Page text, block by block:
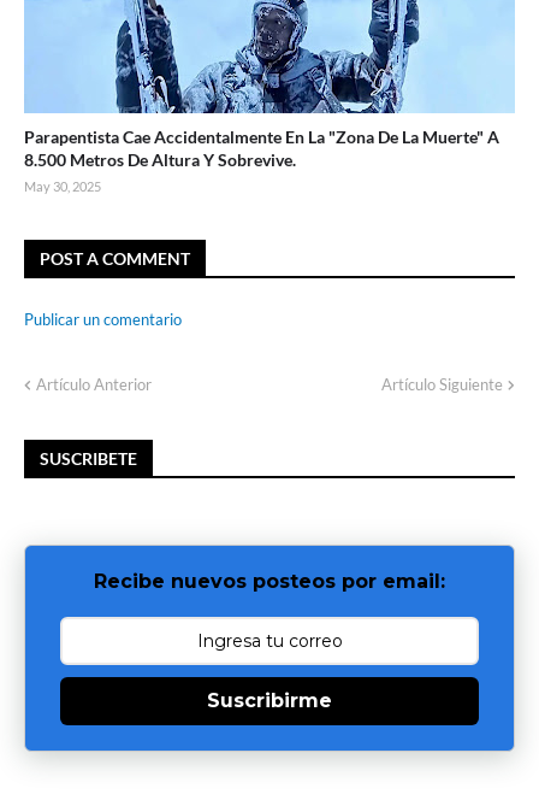
Parapentista Cae Accidentalmente En La "Zona De La Muerte" A
8.500 Metros De Altura Y Sobrevive.
May 30, 2025
POST A COMMENT
Publicar un comentario
Artículo Anterior Artículo Siguiente
SUSCRIBETE
Recibe nuevos posteos por email:
Suscribirme